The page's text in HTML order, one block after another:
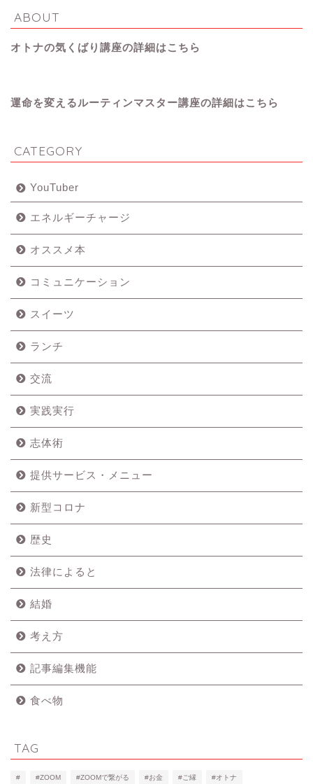
ABOUT
オトナの気くばり講座の詳細はこちら
運命を変えるルーティンマスター講座の詳細はこちら
CATEGORY
YouTuber
エネルギーチャージ
オススメ本
コミュニケーション
スイーツ
ランチ
交流
実践実行
志体術
提供サービス・メニュー
新型コロナ
歴史
法律によると
結婚
考え方
記事編集機能
食べ物
TAG
# #ZOOM #ZOOMで繋がる #お金 #ご縁 #オトナ